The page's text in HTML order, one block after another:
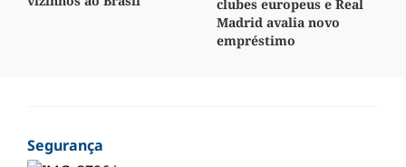
clubes europeus e Real
Madrid avalia novo
empréstimo
Segurança